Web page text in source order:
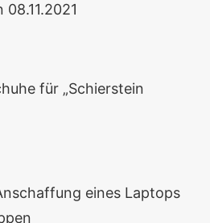
für „Schierstein
eines Laptops